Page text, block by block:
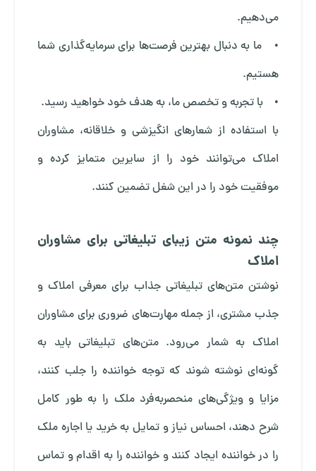
می‌دهیم.
• ما به دنبال بهترین فرصت‌ها برای سرمایه‌گذاری شما
هستیم.
• با تجربه و تخصص ما، به هدف خود خواهید رسید.
با استفاده از شعارهای انگیزشی و خلاقانه، مشاوران
املاک می‌توانند خود را از سایرین متمایز کرده و
موفقیت خود را در این شغل تضمین کنند.
چند نمونه متن زیبای تبلیغاتی برای مشاوران
املاک
نوشتن متن‌های تبلیغاتی جذاب برای معرفی املاک و
جذب مشتری، از جمله مهارت‌های ضروری برای مشاوران
املاک به شمار می‌رود. متن‌های تبلیغاتی باید به
گونه‌ای نوشته شوند که توجه خواننده را جلب کنند،
مزایا و ویژگی‌های منحصربه‌فرد ملک را به طور کامل
شرح دهند، احساس نیاز و تمایل به خرید یا اجاره ملک
را در خواننده ایجاد کنند و خواننده را به اقدام و تماس